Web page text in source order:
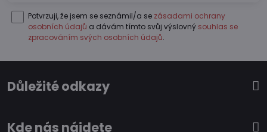
Potvrzuji, že jsem se seznámil/a se zásadami ochrany
osobních údajů a dávám tímto svůj výslovný souhlas se
zpracováním svých osobních údajů.
Důležité odkazy
Kde nás nájdete